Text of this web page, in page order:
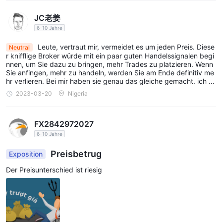
erheblichen Einfluss auf die Gesamtrentabilität des Handels
haben können, und Händler sollten diese Gebühren bei der
Auswahl eines Brokers sorgfältig berücksichtigen.
Handelsplattform
Bexchangebietet seinen Kunden das beliebte und
fortschrittliche
MetaTrader 5 (MT5)
fortschrittliche Charting-Tools, mehrere Zeitrahmen und eine
breite Palette an technischen Indikatoren, die es Händlern
Handelsentscheidungen zu treffen. Darüber hinaus bietet die
Plattform One-Click-Trading, mit dem Trader Positionen schnell
und effizient eröffnen und schließen können. MT5 unterstützt
auch den automatisierten Handel durch den Einsatz von Expert
Advisors (EAs), die Händlern helfen können, ihre
Handelsstrategien zu automatisieren und ihre emotionale
JC老姜
6-10 Jahre
Neutral
Leute, vertraut mir, vermeidet es um jeden Preis. Diese
r knifflige Broker würde mit ein paar guten Handelssignalen begi
nnen, um Sie dazu zu bringen, mehr Trades zu platzieren. Wenn
Sie anfingen, mehr zu handeln, werden Sie am Ende definitiv me
hr verlieren. Bei mir haben sie genau das gleiche gemacht. ich w
ürde "null sterne" geben wenn ich die wahl hätte. Bleib weg!
2023-03-20 Nigeria
FX2842972027
6-10 Jahre
Exposition Preisbetrug
Der Preisunterschied ist riesig